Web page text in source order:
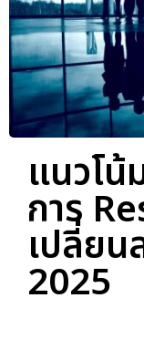
แนวโน้
การ
เปลี่ยน
2025